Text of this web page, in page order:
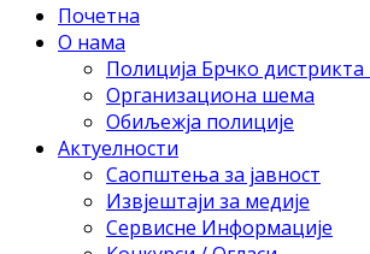
Почетна
О нама
Полиција Брчко дистрикта
Организациона шема
Обиљежја полиције
Актуелности
Саопштења за јавност
Извјештаји за медије
Сервисне Информације